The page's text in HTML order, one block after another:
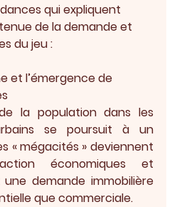
qui expliquent
de la demande et
du jeu :
et l’émergence de
la population dans les
se poursuit à un
« mégacités » deviennent
économiques et
demande immobilière
que commerciale.